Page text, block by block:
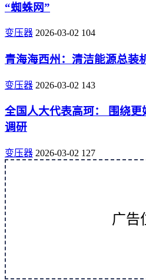
“蜘蛛网”
变压器 2026-03-02 104
青海海西州：清洁能源总装
变压器 2026-03-02 143
全国人大代表高珂： 围绕
调研
变压器 2026-03-02 127
广告